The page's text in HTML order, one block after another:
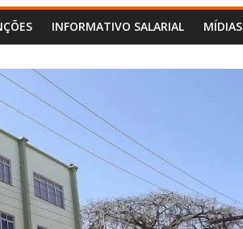
INFORMATIVO SALARIAL MÍDIAS